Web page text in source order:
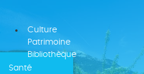
Santé
Culture
Patrimoine
Bibliothèque